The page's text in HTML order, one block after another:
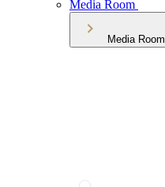
Media Room
Media Room